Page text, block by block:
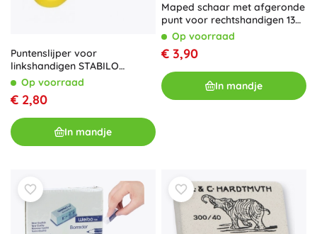
Puntenslijper voor
linkshandigen STABILO
EASYstart, geel
Op voorraad
€ 2,80
In mandje
Maped schaar met afgeronde
punt voor rechtshandigen 13
cmOp voorraad
€ 3,90
In mandje